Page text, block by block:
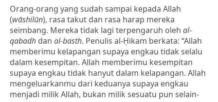
Orang-orang yang sudah sampai kepada Allah
(wāshilūn), rasa takut dan rasa harap mereka
seimbang. Mereka tidak lagi terpengaruh oleh al-
qabadh dan al-basth. Penulis al-Ḥikam berkata: “Allah
memberimu kelapangan supaya engkau tidak selalu
dalam kesempitan. Allah memberimu kesempitan
supaya engkau tidak hanyut dalam kelapangan. Allah
mengeluarkanmu dari keduanya supaya engkau
menjadi milik Allah, bukan milik sesuatu pun selain-